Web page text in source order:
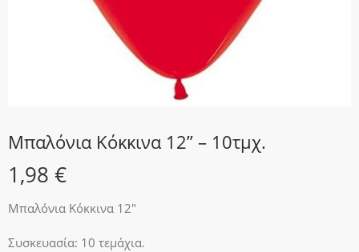
Μπαλόνια Κόκκινα 12” – 10τμχ.
1,98 €
Μπαλόνια Κόκκινα 12″
Συσκευασία: 10 τεμάχια.